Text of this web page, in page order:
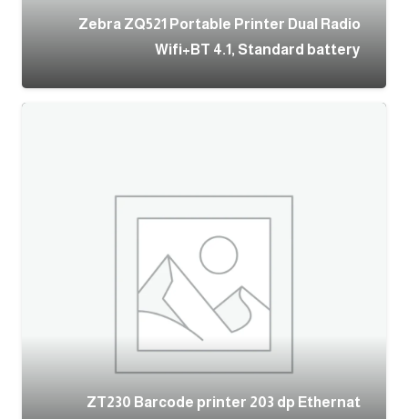
Zebra ZQ521 Portable Printer Dual Radio
Wifi+BT 4.1, Standard battery
ZT230 Barcode printer 203 dp Ethernat